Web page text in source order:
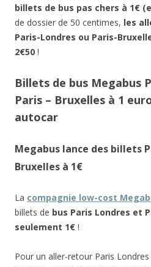
billets de bus pas chers à 1€
de dossier de 50 centimes, les
Paris-Londres ou Paris-
2€50 !
Billets de bus Megabus
Paris – Bruxelles à 1
autocar
Megabus lance des billets
Bruxelles à 1€
La compagnie low-cost
billets de bus Paris Londres et
seulement 1€ !
Pour un aller-retour Paris